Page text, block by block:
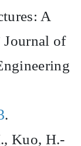
A
Journal of
.
Kuo, H.-